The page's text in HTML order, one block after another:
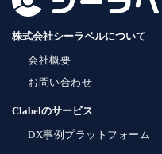
株式会社シーラベルについて
会社概要
お問い合わせ
Clabelのサービス
DX事例プラットフォーム